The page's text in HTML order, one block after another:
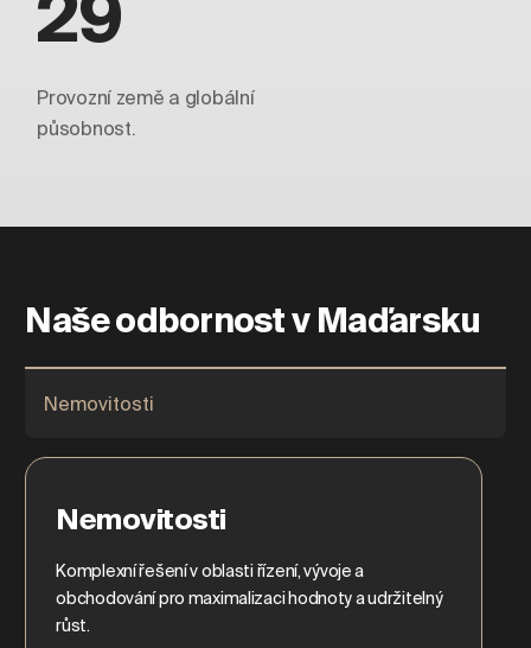
Provozní země a globální
působnost.
Naše odbornost v Maďarsku
Nemovitosti
Nemovitosti
Komplexní řešení v oblasti řízení, vývoje a
obchodování pro maximalizaci hodnoty a udržitelný
růst.